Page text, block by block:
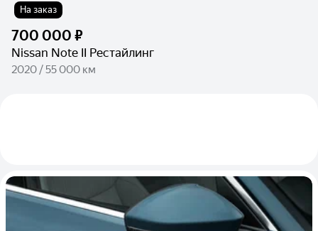
На заказ
700 000 ₽
Nissan Note II Рестайлинг
2020 / 55 000 км